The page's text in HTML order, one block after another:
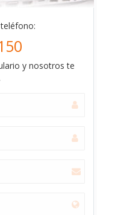
y nosotros te